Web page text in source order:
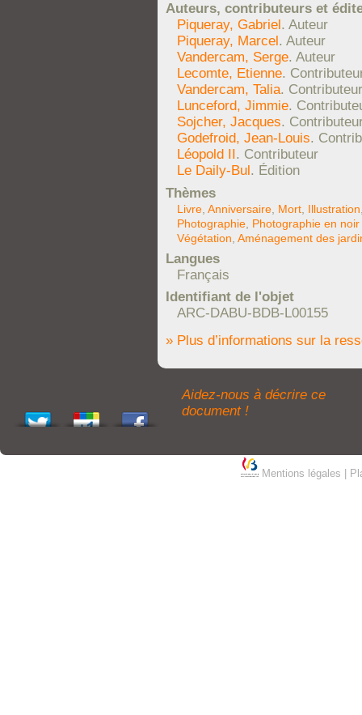
Auteurs, contributeurs et
Piqueray, Gabriel . Auteur
Piqueray, Marcel . Auteur
Vandercam, Serge. Auteur
Lecomte, Etienne.
Vandercam, Talia. Contributeur
Lunceford, Jimmie.
Sojcher, Jacques.
Godefroid, Jean-Louis.
Léopold II . Contributeur
Le Daily-Bul . Édition
Thèmes
Livre Anniversaire Mort Illustration
Photographie Photographie en
Végétation Aménagement des
Langues
Français
Identifiant de l'objet
ARC-DABU-BDB-L00155
» Plus d’informations sur la
Aidez-nous à décrire ce
document !
Mentions légales